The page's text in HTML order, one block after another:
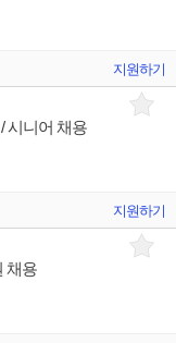
지원하기
시니어 채용
지원하기
채용